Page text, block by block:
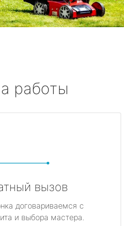
работы
вызов
договариваемся с
и выбора мастера.